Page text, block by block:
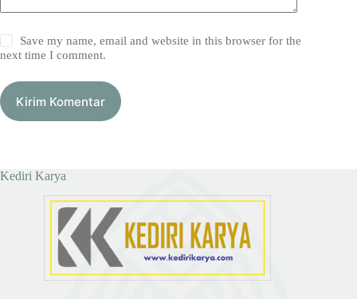
Save my name, email and website in this browser for the
next time I comment.
Kirim Komentar
Kediri Karya